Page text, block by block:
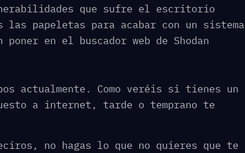
que sufre el escritorio
las papeletas para acabar con un sistema
en el buscador web de Shodan
actualmente. Como veréis si tienes un
a internet, tarde o temprano te
no hagas lo que no quieres que te